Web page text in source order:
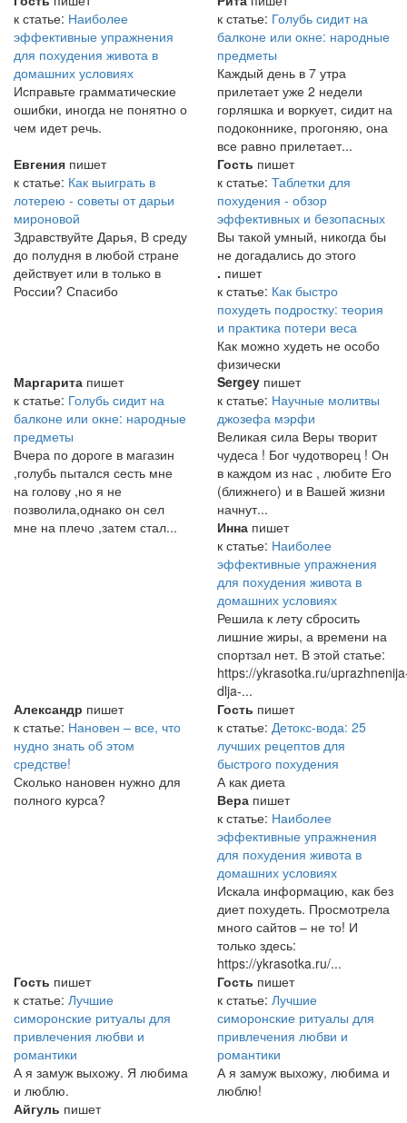
к статье: Наиболее
эффективные упражнения
для похудения живота в
домашних условиях
Исправьте грамматические
ошибки, иногда не понятно о
чем идет речь.
к статье: Голубь сидит на
балконе или окне: народные
предметы
Каждый день в 7 утра
прилетает уже 2 недели
горляшка и воркует, сидит на
подоконнике, прогоняю, она
все равно прилетает...
Евгения пишет
к статье: Как выиграть в
лотерею - советы от дарьи
мироновой
Здравствуйте Дарья, В среду
до полудня в любой стране
действует или в только в
России? Спасибо
Гость пишет
к статье: Таблетки для
похудения - обзор
эффективных и безопасных
Вы такой умный, никогда бы
не догадались до этого
. пишет
к статье: Как быстро
похудеть подростку: теория
и практика потери веса
Как можно худеть не особо
физически
Маргарита пишет
к статье: Голубь сидит на
балконе или окне: народные
предметы
Вчера по дороге в магазин
,голубь пытался сесть мне
на голову ,но я не
позволила,однако он сел
мне на плечо ,затем стал...
Sergey пишет
к статье: Научные молитвы
джозефа мэрфи
Великая сила Веры творит
чудеса ! Бог чудотворец ! Он
в каждом из нас , любите Его
(ближнего) и в Вашей жизни
начнут...
Инна пишет
к статье: Наиболее
эффективные упражнения
для похудения живота в
домашних условиях
Решила к лету сбросить
лишние жиры, а времени на
спортзал нет. В этой статье:
https://ykrasotka.ru/
dlja-...
Александр пишет
к статье: Нановен – все, что
нудно знать об этом
средстве!
Сколько нановен нужно для
полного курса?
Гость пишет
к статье: Детокс-вода: 25
лучших рецептов для
быстрого похудения
А как диета
Вера пишет
к статье: Наиболее
эффективные упражнения
для похудения живота в
домашних условиях
Искала информацию, как без
диет похудеть. Просмотрела
много сайтов – не то! И
только здесь:
https://ykrasotka.ru/...
Гость пишет
к статье: Лучшие
симоронские ритуалы для
привлечения любви и
романтики
А я замуж выхожу. Я любима
и люблю.
Гость пишет
к статье: Лучшие
симоронские ритуалы для
привлечения любви и
романтики
А я замуж выхожу, любима и
люблю!
Айгуль пишет